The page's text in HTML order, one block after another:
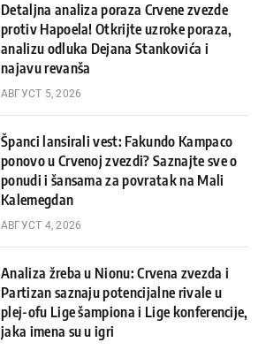
Detaljna analiza poraza Crvene zvezde
protiv Hapoela! Otkrijte uzroke poraza,
analizu odluka Dejana Stankovića i
najavu revanša
АВГУСТ 5, 2026
Španci lansirali vest: Fakundo Kampaco
ponovo u Crvenoj zvezdi? Saznajte sve o
ponudi i šansama za povratak na Mali
Kalemegdan
АВГУСТ 4, 2026
Analiza žreba u Nionu: Crvena zvezda i
Partizan saznaju potencijalne rivale u
plej-ofu Lige šampiona i Lige konferencije,
jaka imena su u igri